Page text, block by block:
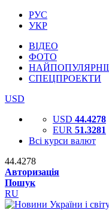
РУС
УКР
ВІДЕО
ФОТО
СПЕЦПРОЕКТИ
USD
USD 44.4278
EUR 51.3281
Всі курси валют
44.4278
Авторизація
Пошук
RU